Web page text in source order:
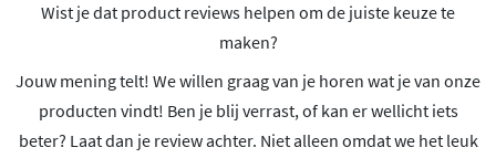
Wist je dat product reviews helpen om de juiste keuze te
maken?
Jouw mening telt! We willen graag van je horen wat je van onze
producten vindt! Ben je blij verrast, of kan er wellicht iets
beter? Laat dan je review achter. Niet alleen omdat we het leuk